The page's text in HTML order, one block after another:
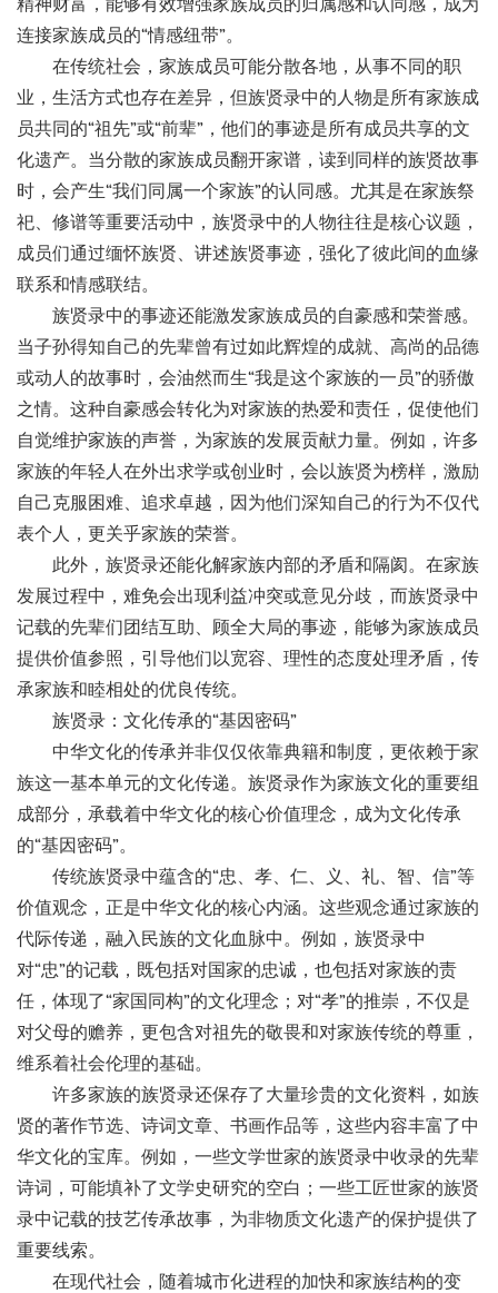
精神财富，能够有效增强家族成员的归属感和认同感，成为
连接家族成员的“情感纽带”。
在传统社会，家族成员可能分散各地，从事不同的职
业，生活方式也存在差异，但族贤录中的人物是所有家族成
员共同的“祖先”或“前辈”，他们的事迹是所有成员共享的文
化遗产。当分散的家族成员翻开家谱，读到同样的族贤故事
时，会产生“我们同属一个家族”的认同感。尤其是在家族祭
祀、修谱等重要活动中，族贤录中的人物往往是核心议题，
成员们通过缅怀族贤、讲述族贤事迹，强化了彼此间的血缘
联系和情感联结。
族贤录中的事迹还能激发家族成员的自豪感和荣誉感。
当子孙得知自己的先辈曾有过如此辉煌的成就、高尚的品德
或动人的故事时，会油然而生“我是这个家族的一员”的骄傲
之情。这种自豪感会转化为对家族的热爱和责任，促使他们
自觉维护家族的声誉，为家族的发展贡献力量。例如，许多
家族的年轻人在外出求学或创业时，会以族贤为榜样，激励
自己克服困难、追求卓越，因为他们深知自己的行为不仅代
表个人，更关乎家族的荣誉。
此外，族贤录还能化解家族内部的矛盾和隔阂。在家族
发展过程中，难免会出现利益冲突或意见分歧，而族贤录中
记载的先辈们团结互助、顾全大局的事迹，能够为家族成员
提供价值参照，引导他们以宽容、理性的态度处理矛盾，传
承家族和睦相处的优良传统。
族贤录：文化传承的“基因密码”
中华文化的传承并非仅仅依靠典籍和制度，更依赖于家
族这一基本单元的文化传递。族贤录作为家族文化的重要组
成部分，承载着中华文化的核心价值理念，成为文化传承
的“基因密码”。
传统族贤录中蕴含的“忠、孝、仁、义、礼、智、信”等
价值观念，正是中华文化的核心内涵。这些观念通过家族的
代际传递，融入民族的文化血脉中。例如，族贤录中
对“忠”的记载，既包括对国家的忠诚，也包括对家族的责
任，体现了“家国同构”的文化理念；对“孝”的推崇，不仅是
对父母的赡养，更包含对祖先的敬畏和对家族传统的尊重，
维系着社会伦理的基础。
许多家族的族贤录还保存了大量珍贵的文化资料，如族
贤的著作节选、诗词文章、书画作品等，这些内容丰富了中
华文化的宝库。例如，一些文学世家的族贤录中收录的先辈
诗词，可能填补了文学史研究的空白；一些工匠世家的族贤
录中记载的技艺传承故事，为非物质文化遗产的保护提供了
重要线索。
在现代社会，随着城市化进程的加快和家族结构的变